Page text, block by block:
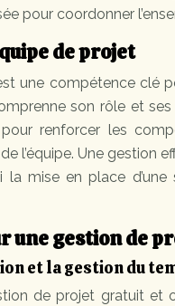
pour coordonner
de projet
une compétence clé
son rôle et
renforcer les
l’équipe. Une gestion
mise en place
une gestion de
et la gestion du
de projet gratuit et